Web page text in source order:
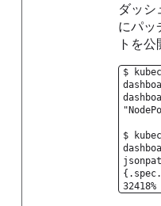
ダッシ
にパッ
トを公
$
$
32418%